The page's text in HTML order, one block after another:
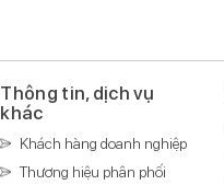
Thông tin, dịch vụ
khác
Khách hàng doanh nghiệp
Thương hiệu phân phối